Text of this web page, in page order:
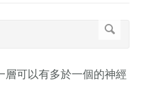
層可以有多於一個的神經